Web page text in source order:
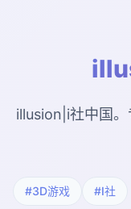
illusion|i社中国
#3D游戏 #I社